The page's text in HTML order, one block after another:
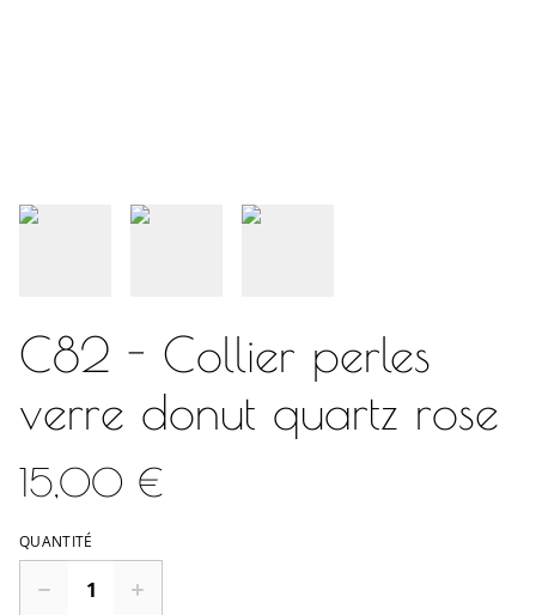
C82 - Collier perles
verre donut quartz rose
15,00 €
QUANTITÉ